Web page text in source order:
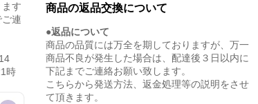
す
連
時
商品の返品交換について
●返品について
商品の品質には万全を期しておりますが、万一
商品不良が発生した場合は、配達後３日以内に
下記までご連絡お願い致します。
こちらから発送方法、返金処理等の説明をさせ
て頂きます。